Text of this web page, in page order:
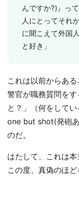
んですか?)』っ
人にとってそれ
に聞こえて外国
と好き」
これは以前からあ
警官が職務質問を
と？」（何をして
one but shot(発砲
のだ。
はたして、これは
この度、真偽のほど